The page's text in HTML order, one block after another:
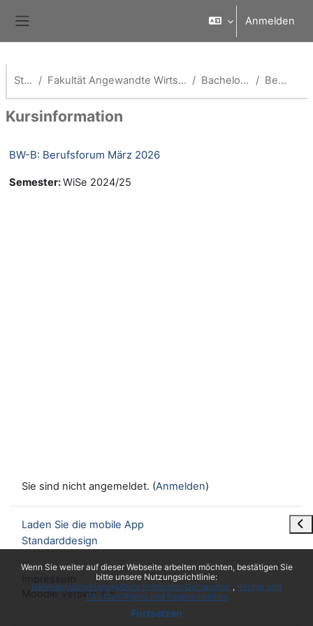
Wenn Sie weiter auf dieser Webseite arbeiten möchten, bestätigen Sie
bitte unsere Nutzungsrichtlinie:
Datenschutzerklärung/Data Protection Declaration
Rechte und
Pflichten/Rights and Responsibilities
Fortsetzen
Anmelden
Startseite Fakultät Angewandte Wirtschaftswissenschaften (School of Management) Bachelor Betriebswirtschaft Beschreibung
Kursinformation
BW-B: Berufsforum März 2026
Semester:WiSe 2024/25
Sie sind nicht angemeldet. (Anmelden)
Laden Sie die mobile App
Standarddesign
Moodle Version 4.5